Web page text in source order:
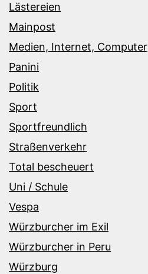
Lästereien
Mainpost
Medien, Internet, Computer
Panini
Politik
Sport
Sportfreundlich
Straßenverkehr
Total bescheuert
Uni / Schule
Vespa
Würzburcher im Exil
Würzburcher in Peru
Würzburg